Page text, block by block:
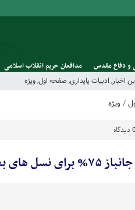
و دفاع مقدس مدافعان حریم انقلاب اسلامی
اخبار, ادبیات پایداری,صفحه اول,ویژه
/ ویژه
دیدگاه
های بعد…